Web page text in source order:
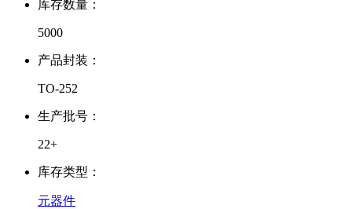
库存数量：
5000
产品封装：
TO-252
生产批号：
22+
库存类型：
元器件